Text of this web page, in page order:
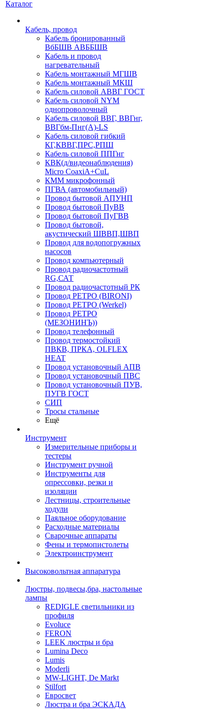
Каталог
Кабель, провод
Кабель бронированный
ВбБШВ АВББШВ
Кабель и провод
нагревательный
Кабель монтажный МГШВ
Кабель монтажный МКШ
Кабель силовой АВВГ ГОСТ
Кабель силовой NYM
однопроволочный
Кабель силовой ВВГ, ВВГнг,
ВВГбм-Пнг(А)-LS
Кабель силовой гибкий
КГ,КВВГ,ПРС,РПШ
Кабель силовой ППГнг
КВК(д/видеонаблюдения)
Micro CoaxiA+CuL
КММ микрофонный
ПГВА (автомобильный)
Провод бытовой АПУНП
Провод бытовой ПуВВ
Провод бытовой ПуГВВ
Провод бытовой,
акустический ШВВП,ШВП
Провод для водопогружных
насосов
Провод компьютерный
Провод радиочастотный
RG,САТ
Провод радиочастотный РК
Провод РЕТРО (BIRONI)
Провод РЕТРО (Werkel)
Провод РЕТРО
(МЕЗОНИНЪ))
Провод телефонный
Провод термостойкий
ПВКВ, ПРКА, OLFLEX
HEAT
Провод установочный АПВ
Провод установочный ПВС
Провод установочный ПУВ,
ПУГВ ГОСТ
СИП
Тросы стальные
Ещё
Инструмент
Измерительные приборы и
тестеры
Инструмент ручной
Инструменты для
опрессовки, резки и
изоляции
Лестницы, строительные
ходули
Паяльное оборудование
Расходные материалы
Сварочные аппараты
Фены и термопистолеты
Электроинструмент
Высоковольтная аппаратура
Люстры, подвесы,бра, настольные
лампы
REDIGLE светильники из
профиля
Evoluce
FERON
LEEK люстры и бра
Lumina Deco
Lumis
Moderli
MW-LIGHT, De Markt
Stilfort
Евросвет
Люстра и бра ЭСКАДА